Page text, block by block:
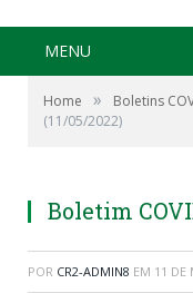
MENU
Home » Boletins
(11/05/2022)
Boletim
POR CR2-ADMIN8 EM 11 DE